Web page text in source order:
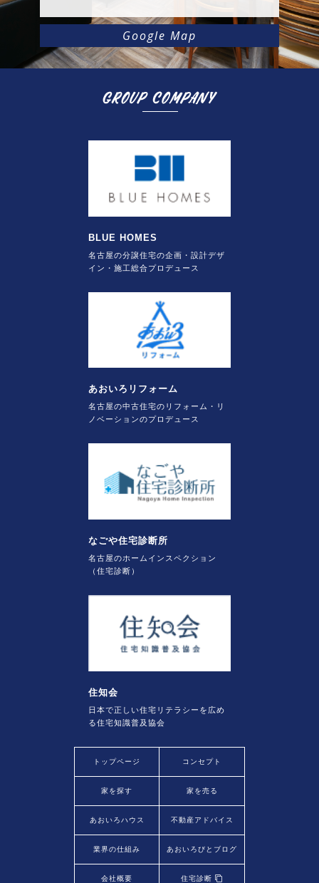
Google Map
BLUE HOMES
名古屋の分譲住宅の企画・設計デザ
イン・施工総合プロデュース
あおいろリフォーム
名古屋の中古住宅のリフォーム・リ
ノベーションのプロデュース
なごや住宅診断所
名古屋のホームインスペクション
（住宅診断）
住知会
日本で正しい住宅リテラシーを広め
る住宅知識普及協会
トップページ コンセプト
家を探す 家を売る
あおいろハウス 不動産アドバイス
業界の仕組み あおいろびとブログ
会社概要 住宅診断